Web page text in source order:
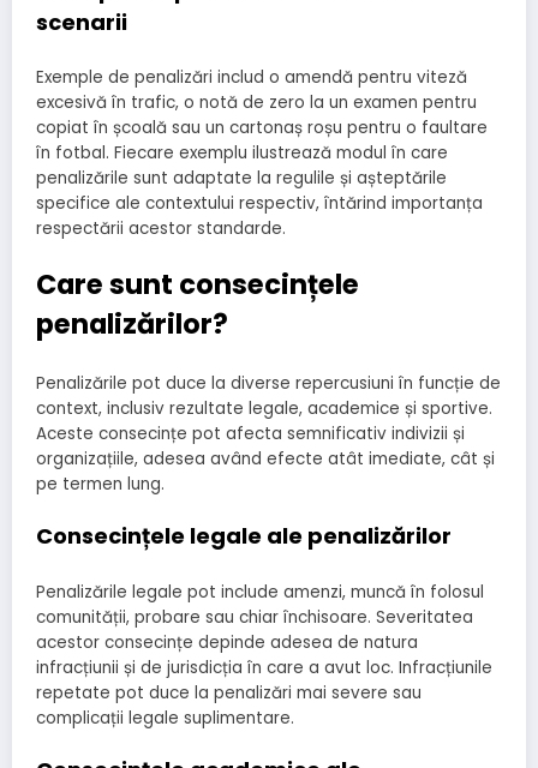
scenarii
Exemple de penalizări includ o amendă pentru viteză
excesivă în trafic, o notă de zero la un examen pentru
copiat în școală sau un cartonaș roșu pentru o faultare
în fotbal. Fiecare exemplu ilustrează modul în care
penalizările sunt adaptate la regulile și așteptările
specifice ale contextului respectiv, întărind importanța
respectării acestor standarde.
Care sunt consecințele
penalizărilor?
Penalizările pot duce la diverse repercusiuni în funcție de
context, inclusiv rezultate legale, academice și sportive.
Aceste consecințe pot afecta semnificativ indivizii și
organizațiile, adesea având efecte atât imediate, cât și
pe termen lung.
Consecințele legale ale penalizărilor
Penalizările legale pot include amenzi, muncă în folosul
comunității, probare sau chiar închisoare. Severitatea
acestor consecințe depinde adesea de natura
infracțiunii și de jurisdicția în care a avut loc. Infracțiunile
repetate pot duce la penalizări mai severe sau
complicații legale suplimentare.